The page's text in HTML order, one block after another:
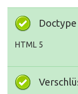
Doctype
HTML 5